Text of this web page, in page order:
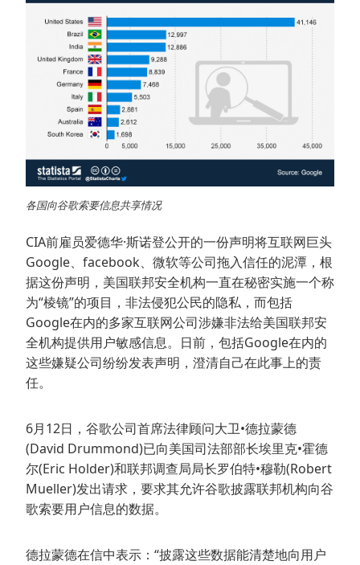
各国向谷歌索要信息共享情况
CIA前雇员爱德华·斯诺登公开的一份声明将互联网巨头
Google、facebook、微软等公司拖入信任的泥潭，根
据这份声明，美国联邦安全机构一直在秘密实施一个称
为“棱镜”的项目，非法侵犯公民的隐私，而包括
Google在内的多家互联网公司涉嫌非法给美国联邦安
全机构提供用户敏感信息。日前，包括Google在内的
这些嫌疑公司纷纷发表声明，澄清自己在此事上的责
任。
6月12日，谷歌公司首席法律顾问大卫•德拉蒙德
(David Drummond)已向美国司法部部长埃里克•霍德
尔(Eric Holder)和联邦调查局局长罗伯特•穆勒(Robert
Mueller)发出请求，要求其允许谷歌披露联邦机构向谷
歌索要用户信息的数据。
德拉蒙德在信中表示：“披露这些数据能清楚地向用户